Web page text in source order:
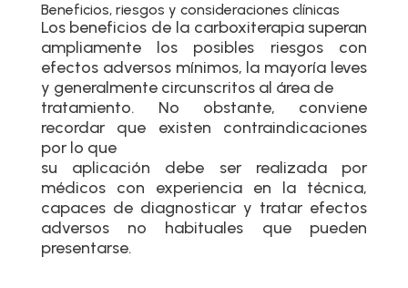
Beneficios, riesgos y consideraciones clínicas
Los beneficios de la carboxiterapia superan
ampliamente los posibles riesgos con
efectos adversos mínimos, la mayoría leves
y generalmente circunscritos al área de
tratamiento. No obstante, conviene
recordar que existen contraindicaciones
por lo que
su aplicación debe ser realizada por
médicos con experiencia en la técnica,
capaces de diagnosticar y tratar efectos
adversos no habituales que pueden
presentarse.